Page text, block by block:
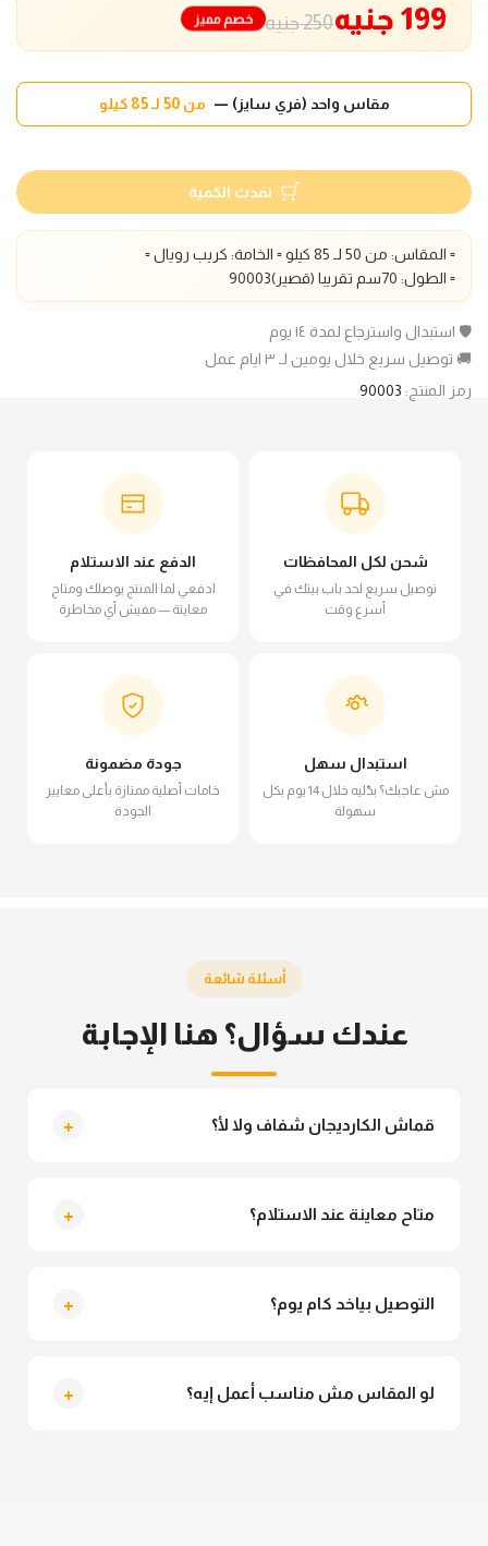
250 جنيه 199 جنيه خصم مميز
مقاس واحد (فري سايز) — من 50 لـ 85 كيلو
نفدت الكمية
▫️ المقاس: من 50 لـ 85 كيلو ▫️ الخامة: كريب رويال ▫️
▫️ الطول: 70سم تقريبا (قصير)90003
🛡️ استبدال واسترجاع لمدة ١٤ يوم
🚚 توصيل سريع خلال يومين لـ ٣ ايام عمل
رمز المنتج: 90003
شحن لكل المحافظات
توصيل سريع لحد باب بيتك في
أسرع وقت
الدفع عند الاستلام
ادفعي لما المنتج يوصلك ومتاح
معاينة — مفيش أي مخاطرة
استبدال سهل
مش عاجبك؟ بدّليه خلال 14 يوم بكل
سهولة
جودة مضمونة
خامات أصلية ممتازة بأعلى معايير
الجودة
أسئلة شائعة
عندك سؤال؟ هنا الإجابة
قماش الكارديجان شفاف ولا لأ؟ +
متاح معاينة عند الاستلام؟ +
التوصيل بياخد كام يوم؟ +
لو المقاس مش مناسب أعمل إيه؟ +